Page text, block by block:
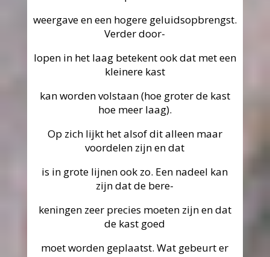
weergave en een hogere geluidsopbrengst.
Verder door-
lopen in het laag betekent ook dat met een
kleinere kast
kan worden volstaan (hoe groter de kast
hoe meer laag).
Op zich lijkt het alsof dit alleen maar
voordelen zijn en dat
is in grote lijnen ook zo. Een nadeel kan
zijn dat de bere-
keningen zeer precies moeten zijn en dat
de kast goed
moet worden geplaatst. Wat gebeurt er